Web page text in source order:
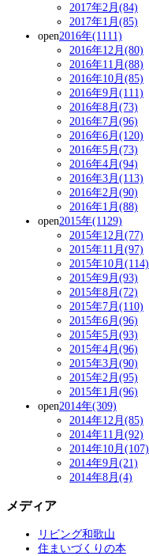
2017年2月(84)
2017年1月(85)
open2016年(1111)
2016年12月(80)
2016年11月(88)
2016年10月(85)
2016年9月(111)
2016年8月(73)
2016年7月(96)
2016年6月(120)
2016年5月(73)
2016年4月(94)
2016年3月(113)
2016年2月(90)
2016年1月(88)
open2015年(1129)
2015年12月(77)
2015年11月(97)
2015年10月(114)
2015年9月(93)
2015年8月(72)
2015年7月(110)
2015年6月(96)
2015年5月(93)
2015年4月(96)
2015年3月(90)
2015年2月(95)
2015年1月(96)
open2014年(309)
2014年12月(85)
2014年11月(92)
2014年10月(107)
2014年9月(21)
2014年8月(4)
メディア
リビング和歌山
住まいづくりの本